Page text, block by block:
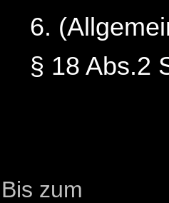
6.
§ 18 Abs.2
Bis zum